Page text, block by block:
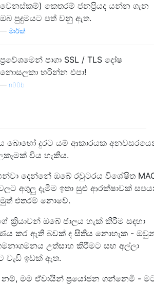
වෙනස්කම්) කෙතරම් ජනප්‍රියද යන්න ගැන
ඔබ පුදුමයට පත් වනු ඇත.
මාර්ක්
ප්‍රවේශමෙන් පාගා SSL / TLS දෝෂ
නොසලකා හරින්න එපා!
n00b
බොහෝ දුරට යම් ආකාරයක
විය හැකිය.
දෙන්නේ ඔබේ රවුටරය විශේෂිත
අගුලු දැමීම ඉතා සුළු ආරක්ෂාවක්
එතරම් නොවේ.
ක්‍රියාවන් ඔබේ ජාලය හැක් කිරීම සඳහා
කර ඇති බවක් ද සිතිය නොහැක -
උත්සාහ කිරීමට සහ අල්ලා
වැඩි ඉඩක් ඇත.
නම්, මම ඒවායින් ප්‍රයෝජන ගන්නෙමි -